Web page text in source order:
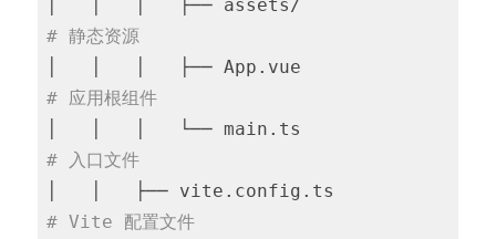
# 静态资源
# 应用根组件
# 入口文件
# Vite 配置文件